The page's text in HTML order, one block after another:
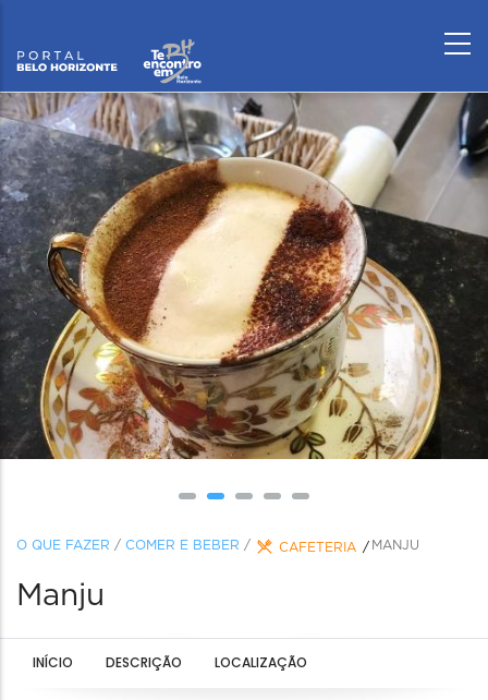
O QUE FAZER / COMER E BEBER / CAFETERIA MANJU
Manju
INÍCIO DESCRIÇÃO LOCALIZAÇÃO